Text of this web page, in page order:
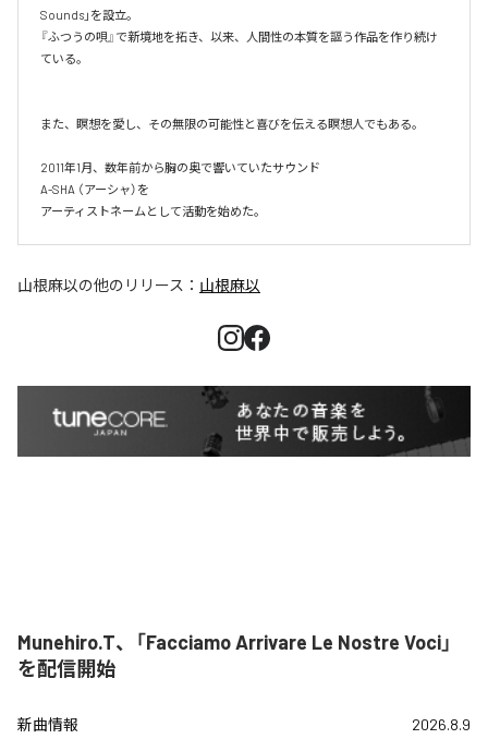
Sounds」を設立。​
『ふつうの唄』で新境地を拓き、以来、人間性の本質を謳う作品を作り続け
ている。
また、瞑想を愛し、その無限の可能性と喜びを伝える瞑想人でもある。
2011年1月、数年前から胸の奥で響いていたサウンド
A-SHA （アーシャ）を
アーティストネームとして活動を始めた。
山根麻以の他のリリース： 山根麻以
Munehiro.T、「Facciamo Arrivare Le Nostre Voci」
を配信開始
新曲情報 2026.8.9